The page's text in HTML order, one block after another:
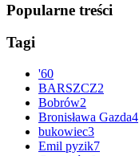
Popularne treści
Tagi
'60
BARSZCZ2
Bobrów2
Bronisława Gazda4
bukowiec3
Emil pyzik7